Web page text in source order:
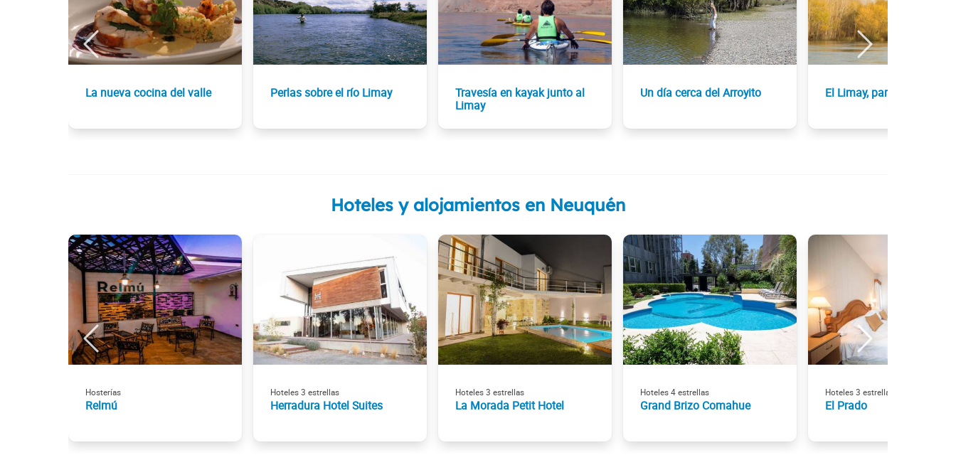
La nueva cocina del valle Perlas sobre el río Limay
Travesía en kayak junto al
Limay
Un día cerca del Arroyito El Limay, para pescadores
Hoteles y alojamientos en Neuquén
Hosterías
Relmú
Hoteles 3 estrellas
Herradura Hotel Suites
Hoteles 3 estrellas
La Morada Petit Hotel
Hoteles 4 estrellas
Grand Brizo Comahue
Hoteles 3 estrellas
El Prado